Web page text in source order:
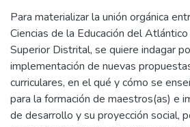
Para materializar la unión orgánica
Ciencias de la Educación del
Superior Distrital, se quiere indagar
implementación de nuevas
curriculares, en el qué y cómo se
para la formación de maestros(as) e
de desarrollo y su proyección social,